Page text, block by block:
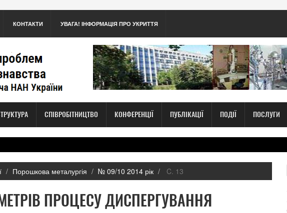
КОНТАКТИ УВАГА! ІНФОРМАЦІЯ ПРО УКРИТТЯ
СПІВРОБІТНИЦТВО КОНФЕРЕНЦІЇ ПУБЛІКАЦІЇ ПОДІЇ ПОСЛУГИ
Порошкова металургія № 09/10 2014 рік C. 13
ПРОЦЕСУ ДИСПЕРГУВАННЯ